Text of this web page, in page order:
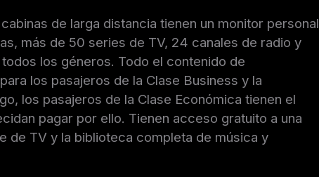
de larga distancia tienen un monitor personal
más de 50 series de TV, 24 canales de radio y
los géneros. Todo el contenido de
los pasajeros de la Clase Business y la
los pasajeros de la Clase Económica tienen el
pagar por ello. Tienen acceso gratuito a una
de TV y la biblioteca completa de música y